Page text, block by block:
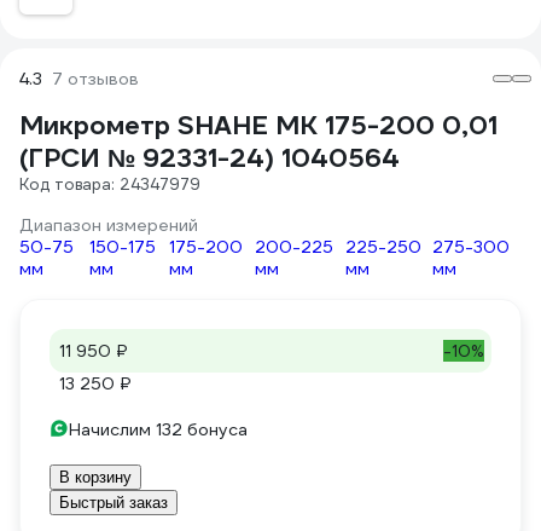
4.3 7 отзывов
Микрометр SHAHE МК 175-200 0,01
(ГРСИ № 92331-24) 1040564
Код товара: 24347979
Диапазон измерений
50-75
мм
150-175
мм
175-200
мм
200-225
мм
225-250
мм
275-300
мм
11 950 ₽
-10%
13 250 ₽
Начислим 132 бонуса
В корзину
Быстрый заказ